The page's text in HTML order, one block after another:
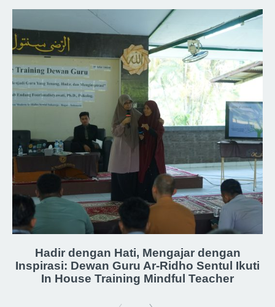
Hadir dengan Hati, Mengajar dengan
Inspirasi: Dewan Guru Ar-Ridho Sentul Ikuti
In House Training Mindful Teacher